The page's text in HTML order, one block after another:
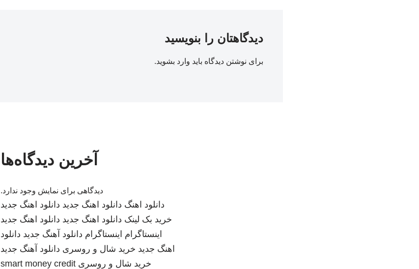
دیدگاهتان را بنویسید
برای نوشتن دیدگاه باید وارد بشوید.
آخرین دیدگاه‌ها
دیدگاهی برای نمایش وجود ندارد.
دانلود اهنگ دانلود اهنگ جدید دانلود اهنگ جدید
خرید بک لینک دانلود اهنگ جدید دانلود اهنگ جدید
اینستاگرام اینستاگرام دانلود آهنگ جدید دانلود
اهنگ جدید خرید شال و روسری دانلود آهنگ جدید
خرید شال و روسری smart money credit